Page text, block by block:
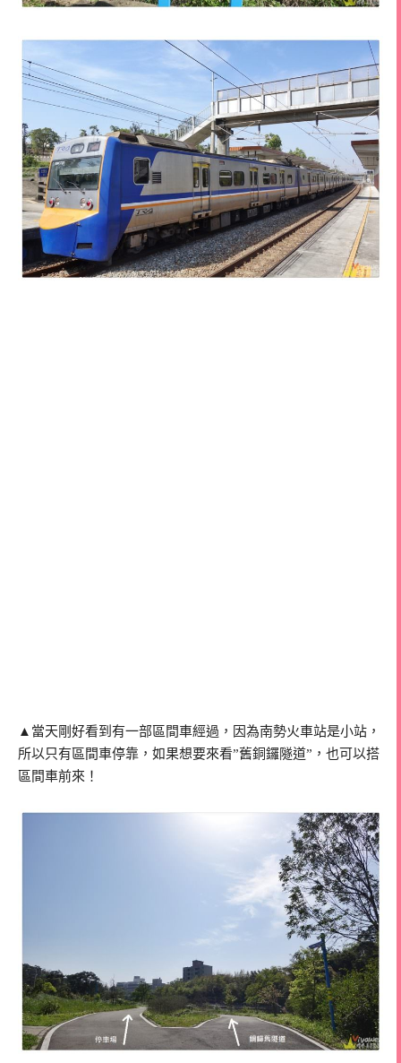
▲當天剛好看到有一部區間車經過，因為南勢火車站是小站，
所以只有區間車停靠，如果想要來看”舊銅鑼隧道”，也可以搭
區間車前來！